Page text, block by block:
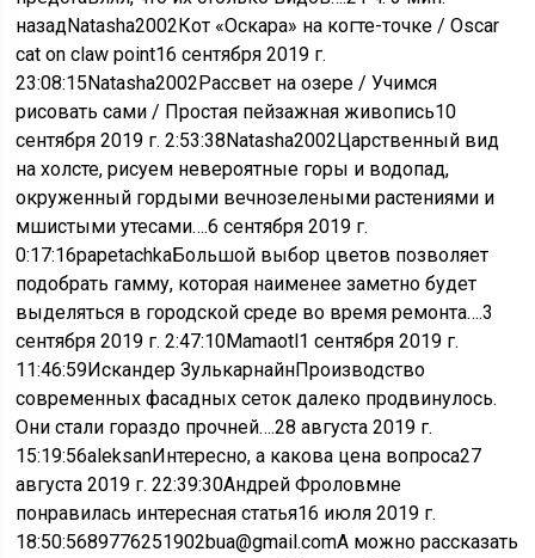
назадNatasha2002Кот «Оскара» на когте-точке / Oscar
cat on claw point16 сентября 2019 г.
23:08:15Natasha2002Рассвет на озере / Учимся
рисовать сами / Простая пейзажная живопись10
сентября 2019 г. 2:53:38Natasha2002Царственный вид
на холсте, рисуем невероятные горы и водопад,
окруженный гордыми вечнозелеными растениями и
мшистыми утесами….6 сентября 2019 г.
0:17:16papetachkaБольшой выбор цветов позволяет
подобрать гамму, которая наименее заметно будет
выделяться в городской среде во время ремонта….3
сентября 2019 г. 2:47:10Mamaotl1 сентября 2019 г.
11:46:59Искандер ЗулькарнайнПроизводство
современных фасадных сеток далеко продвинулось.
Они стали гораздо прочней….28 августа 2019 г.
15:19:56aleksanИнтересно, а какова цена вопроса27
августа 2019 г. 22:39:30Андрей Фроловмне
понравилась интересная статья16 июля 2019 г.
18:50:5689776251902bua@gmail.comА можно рассказать